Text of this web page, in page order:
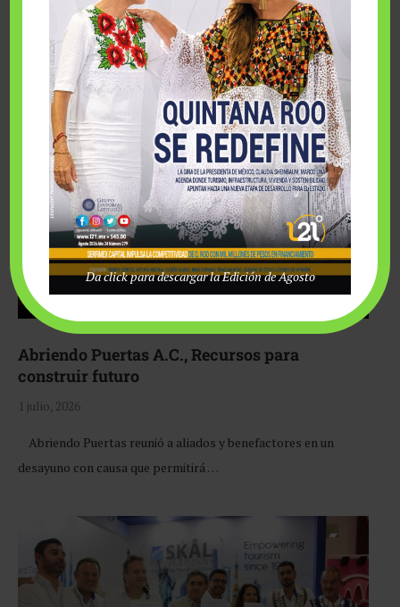
Fairmont Mayakoba y Make-A-Wish México unieron
esfuerzos para hacer realidad el deseo de una …
Abriendo Puertas A.C., Recursos para
construir futuro
1 julio, 2026
Abriendo Puertas reunió a aliados y benefactores en un
desayuno con causa que permitirá …
Da click para descargar la Edición de Agosto